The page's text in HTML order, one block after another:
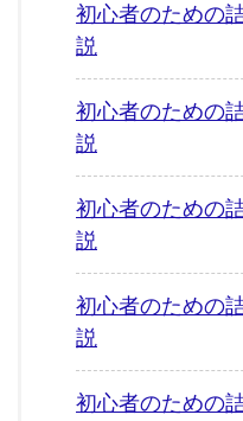
初心者のため
説
初心者のため
説
初心者のため
説
初心者のため
説
初心者のため